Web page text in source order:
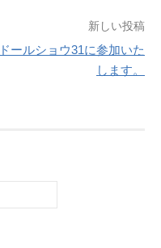
新しい投稿
ドールショウ31に参加いた
します。